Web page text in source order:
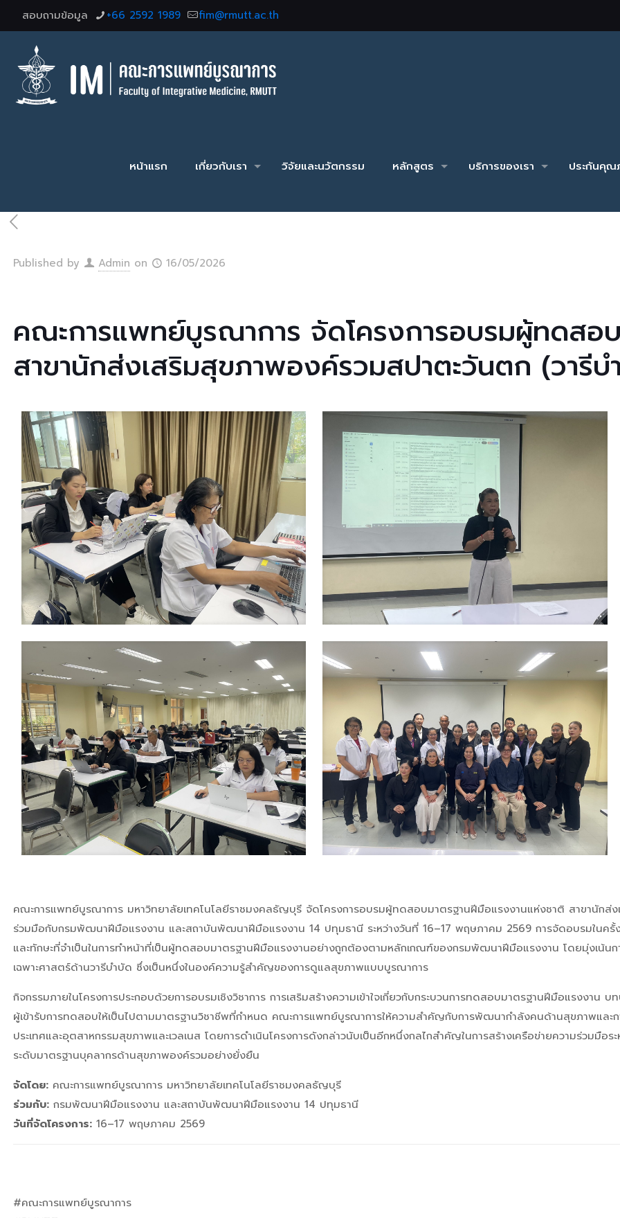
สอบถามข้อมูล +66 2592 1989 fim@rmutt.ac.th
หน้าแรก เกี่ยวกับเรา วิจัยและนวัตกรรม หลักสูตร บริการของเรา ประกันคุณ
Published by Admin on 16/05/2026
คณะการแพทย์บูรณาการ จัดโครงการอบรมผู้ทดสอ
สาขานักส่งเสริมสุขภาพองค์รวมสปาตะวันตก (วารีบ
คณะการแพทย์บูรณาการ มหาวิทยาลัยเทคโนโลยีราชมงคลธัญบุรี จัดโครงการอบรมผู้ทดสอบมาตรฐานฝีมือแรงงานแห่งชาติ สาขานักส่
ร่วมมือกับกรมพัฒนาฝีมือแรงงาน และสถาบันพัฒนาฝีมือแรงงาน 14 ปทุมธานี ระหว่างวันที่ 16–17 พฤษภาคม 2569 การจัดอบรมในค
และทักษะที่จำเป็นในการทำหน้าที่เป็นผู้ทดสอบมาตรฐานฝีมือแรงงานอย่างถูกต้องตามหลักเกณฑ์ของกรมพัฒนาฝีมือแรงงาน โดยมุ่งเน้น
เฉพาะศาสตร์ด้านวารีบำบัด ซึ่งเป็นหนึ่งในองค์ความรู้สำคัญของการดูแลสุขภาพแบบบูรณาการ
กิจกรรมภายในโครงการประกอบด้วยการอบรมเชิงวิชาการ การเสริมสร้างความเข้าใจเกี่ยวกับกระบวนการทดสอบมาตรฐานฝีมือแรงงา
ผู้เข้ารับการทดสอบให้เป็นไปตามมาตรฐานวิชาชีพที่กำหนด คณะการแพทย์บูรณาการให้ความสำคัญกับการพัฒนากำลังคนด้านสุขภาพแล
ประเทศและอุตสาหกรรมสุขภาพและเวลเนส โดยการดำเนินโครงการดังกล่าวนับเป็นอีกหนึ่งกลไกสำคัญในการสร้างเครือข่ายความร่วมมื
ระดับมาตรฐานบุคลากรด้านสุขภาพองค์รวมอย่างยั่งยืน
จัดโดย: คณะการแพทย์บูรณาการ มหาวิทยาลัยเทคโนโลยีราชมงคลธัญบุรี
ร่วมกับ: กรมพัฒนาฝีมือแรงงาน และสถาบันพัฒนาฝีมือแรงงาน 14 ปทุมธานี
วันที่จัดโครงการ: 16–17 พฤษภาคม 2569
#คณะการแพทย์บูรณาการ